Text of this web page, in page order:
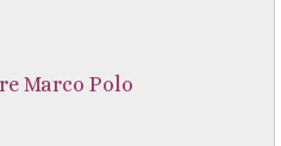
Marco Polo